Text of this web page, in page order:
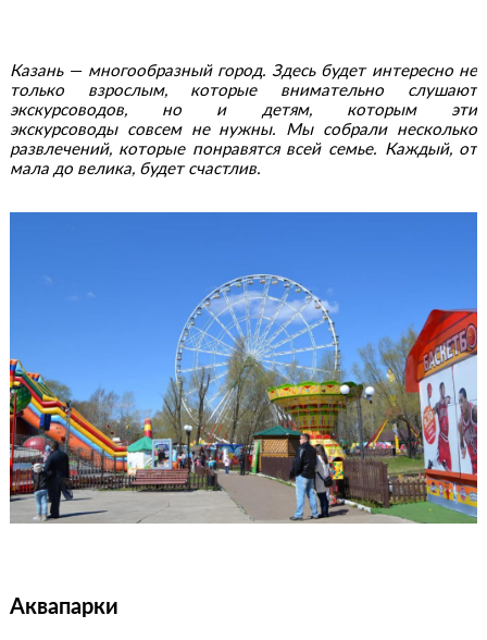
Казань — многообразный город. Здесь будет интересно не
только взрослым, которые внимательно слушают
экскурсоводов, но и детям, которым эти
экскурсоводы совсем не нужны. Мы собрали несколько
развлечений, которые понравятся всей семье. Каждый, от
мала до велика, будет счастлив.
Аквапарки